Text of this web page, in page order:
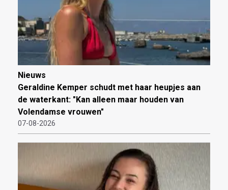
Nieuws
Geraldine Kemper schudt met haar heupjes aan
de waterkant: "Kan alleen maar houden van
Volendamse vrouwen"
07-08-2026